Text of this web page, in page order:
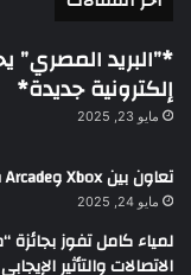
*”البريد المصري”
إلكترونية جديدة*
مايو 23, 2025
تعاون بين Xbox وAntstream Arcade
مايو 24, 2025
لمياء كامل تفوز بجائزة
الاتصالات والتأثير الإيجابي